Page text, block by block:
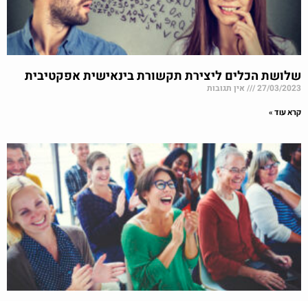
שלושת הכלים ליצירת תקשורת בינאישית אפקטיבית
27/03/2023 אין תגובות
קרא עוד »